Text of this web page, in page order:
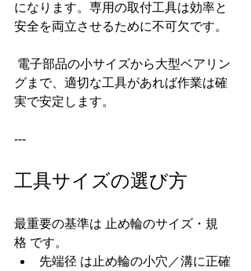
になります。専用の取付工具は効率と
安全を両立させるために不可欠です。
グまで、適切な工具があれば作業は確
実で安定します。
---
工具サイズの選び方
最重要の基準は 止め輪のサイズ・規
格 です。
先端径 は止め輪の小穴／溝に正確